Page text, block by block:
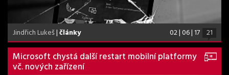
Jindřich Lukeš|články 02 | 06 | 17 21
Microsoft chystá další restart mobilní platformy
vč. nových zařízení